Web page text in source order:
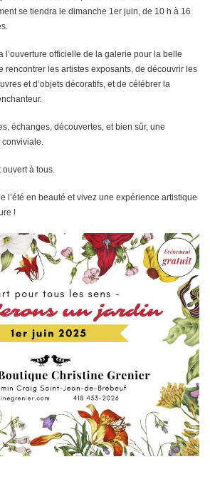
se tiendra le dimanche 1er juin, de 10 h à 16
l’ouverture officielle de la galerie pour la belle
rencontrer les artistes exposants, de découvrir les
et d’objets décoratifs, et de célébrer la
échanges, découvertes, et bien sûr, une
conviviale.
ouvert à tous.
l’été en beauté et vivez une expérience artistique
!